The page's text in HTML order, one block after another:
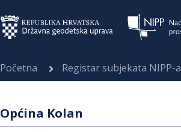
Početna Registar subjekata NIPP-a
Općina Kolan